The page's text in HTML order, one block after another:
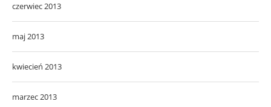
czerwiec 2013
maj 2013
kwiecień 2013
marzec 2013